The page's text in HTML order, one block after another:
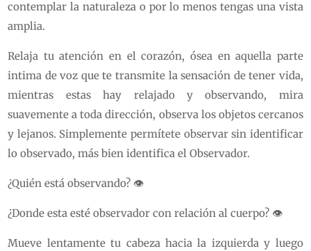
contemplar la naturaleza o por lo menos tengas una vista
amplia.
Relaja tu atención en el corazón, ósea en aquella parte
intima de voz que te transmite la sensación de tener vida,
mientras estas hay relajado y observando, mira
suavemente a toda dirección, observa los objetos cercanos
y lejanos. Simplemente permítete observar sin identificar
lo observado, más bien identifica el Observador.
¿Quién está observando? 👁
¿Donde esta esté observador con relación al cuerpo? 👁
Mueve lentamente tu cabeza hacia la izquierda y luego